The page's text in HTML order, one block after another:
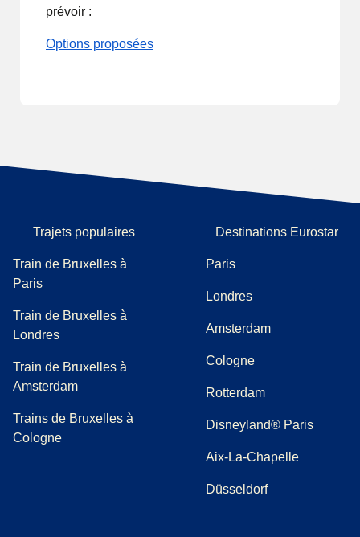
prévoir :
Options proposées
Trajets populaires
Train de Bruxelles à
Paris
Train de Bruxelles à
Londres
Train de Bruxelles à
Amsterdam
Trains de Bruxelles à
Cologne
Destinations Eurostar
Paris
Londres
Amsterdam
Cologne
Rotterdam
Disneyland® Paris
Aix-La-Chapelle
Düsseldorf